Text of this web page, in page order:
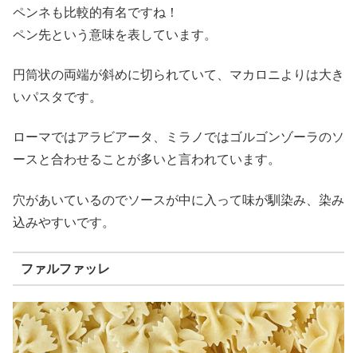
ペンネも比較的有名ですね！
ペン先という意味を表しています。
円筒状の両端が斜めに切られていて、マカロニよりは大き
いパスタです。
ローマではアラビアータ、ミラノではゴルゴンゾーラのソ
ースと合わせることが多いと言われています。
穴があいているのでソースが中に入って味が馴染み、染み
込みやすいです。
ファルファッレ